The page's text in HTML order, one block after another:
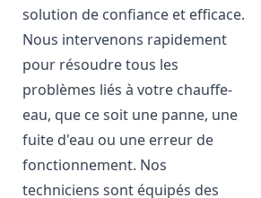
solution de confiance et efficace.
Nous intervenons rapidement
pour résoudre tous les
problèmes liés à votre chauffe-
eau, que ce soit une panne, une
fuite d'eau ou une erreur de
fonctionnement. Nos
techniciens sont équipés des